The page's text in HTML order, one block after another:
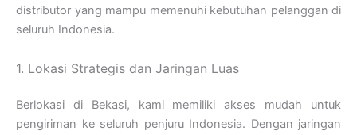
distributor yang mampu memenuhi kebutuhan pelanggan di
seluruh Indonesia.
1. Lokasi Strategis dan Jaringan Luas
Berlokasi di Bekasi, kami memiliki akses mudah untuk
pengiriman ke seluruh penjuru Indonesia. Dengan jaringan